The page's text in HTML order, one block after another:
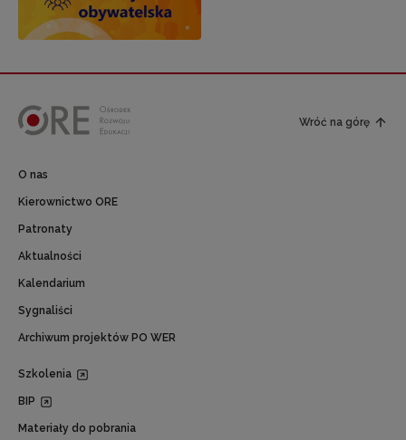
Wróć na górę
O nas
Kierownictwo ORE
Patronaty
Aktualności
Kalendarium
Sygnaliści
Archiwum projektów PO WER
Szkolenia
BIP
Materiały do pobrania